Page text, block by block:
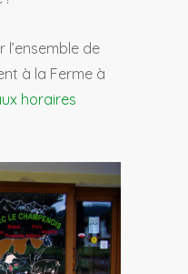
de
à la Ferme à
horaires